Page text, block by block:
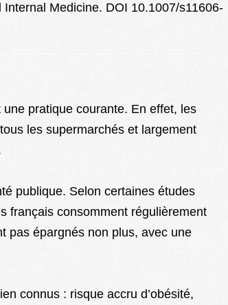
Medicine. DOI 10.1007/s11606-
pratique courante. En effet, les
les supermarchés et largement
publique. Selon certaines études
français consomment régulièrement
pas épargnés non plus, avec une
connus : risque accru d’obésité,